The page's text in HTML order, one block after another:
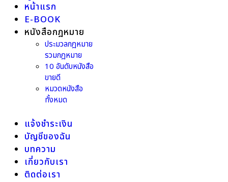
หน้าแรก
E-BOOK
หนังสือกฎหมาย
ประมวลกฎหมาย
รวมกฎหมาย
10 อันดับหนังสือ
ขายดี
หมวดหนังสือ
ทั้งหมด
แจ้งชำระเงิน
บัญชีของฉัน
บทความ
เกี่ยวกับเรา
ติดต่อเรา